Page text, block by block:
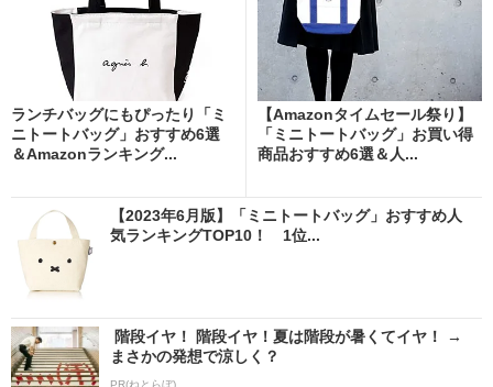
ランチバッグにもぴったり「ミ
ニトートバッグ」おすすめ6選
＆Amazonランキング...
【Amazonタイムセール祭り】
「ミニトートバッグ」お買い得
商品おすすめ6選＆人...
【2023年6月版】「ミニトートバッグ」おすすめ人
気ランキングTOP10！ 1位...
階段イヤ！ 階段イヤ！夏は階段が暑くてイヤ！ →
まさかの発想で涼しく？
PR(ねとらぼ)